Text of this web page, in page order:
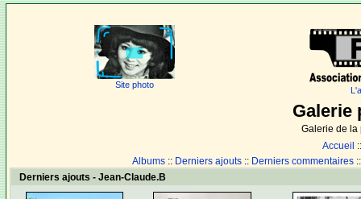
Site photo
Galerie
Galerie de la
Accueil
Albums :: Derniers ajouts :: Derniers commentaires
Derniers ajouts - Jean-Claude.B